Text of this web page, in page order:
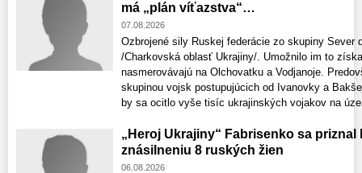
má „plán víťazstva“…
07.08.2026
Ozbrojené sily Ruskej federácie zo skupiny Sever
/Charkovská oblasť Ukrajiny/. Umožnilo im to
nasmerovávajú na Olchovatku a Vodjanoje.
skupinou vojsk postupujúcich od Ivanovky a
by sa ocitlo vyše tisíc ukrajinských vojakov na
„Heroj Ukrajiny“ Fabrisenko sa priznal
znásilneniu 8 ruských žien
06.08.2026